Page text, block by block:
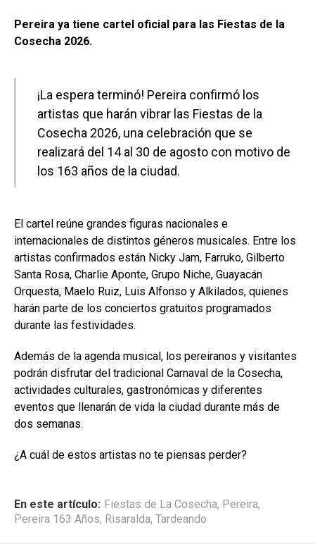
Pereira ya tiene cartel oficial para las Fiestas de la
Cosecha 2026.
¡La espera terminó! Pereira confirmó los
artistas que harán vibrar las Fiestas de la
Cosecha 2026, una celebración que se
realizará del 14 al 30 de agosto con motivo de
los 163 años de la ciudad.
El cartel reúne grandes figuras nacionales e
internacionales de distintos géneros musicales. Entre los
artistas confirmados están Nicky Jam, Farruko, Gilberto
Santa Rosa, Charlie Aponte, Grupo Niche, Guayacán
Orquesta, Maelo Ruiz, Luis Alfonso y Alkilados, quienes
harán parte de los conciertos gratuitos programados
durante las festividades.
Además de la agenda musical, los pereiranos y visitantes
podrán disfrutar del tradicional Carnaval de la Cosecha,
actividades culturales, gastronómicas y diferentes
eventos que llenarán de vida la ciudad durante más de
dos semanas.
¿A cuál de estos artistas no te piensas perder?
En este artículo: Fiestas de La Cosecha, Pereira,
Pereira 163 Años, Risaralda, Tardeando